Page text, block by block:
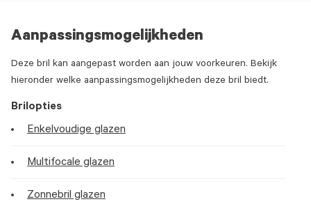
Aanpassingsmogelijkheden
Deze bril kan aangepast worden aan jouw voorkeuren. Bekijk
hieronder welke aanpassingsmogelijkheden deze bril biedt.
Brilopties
Enkelvoudige glazen
Multifocale glazen
Zonnebril glazen